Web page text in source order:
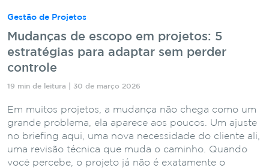
Gestão de Projetos
Mudanças de escopo em projetos: 5
estratégias para adaptar sem perder
controle
19 min de leitura | 30 de março 2026
Em muitos projetos, a mudança não chega como um
grande problema, ela aparece aos poucos. Um ajuste
no briefing aqui, uma nova necessidade do cliente ali,
uma revisão técnica que muda o caminho. Quando
você percebe, o projeto já não é exatamente o